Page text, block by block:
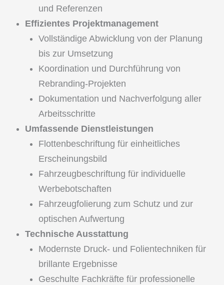
und Referenzen
Effizientes Projektmanagement
Vollständige Abwicklung von der Planung
bis zur Umsetzung
Koordination und Durchführung von
Rebranding-Projekten
Dokumentation und Nachverfolgung aller
Arbeitsschritte
Umfassende Dienstleistungen
Flottenbeschriftung für einheitliches
Erscheinungsbild
Fahrzeugbeschriftung für individuelle
Werbebotschaften
Fahrzeugfolierung zum Schutz und zur
optischen Aufwertung
Technische Ausstattung
Modernste Druck- und Folientechniken für
brillante Ergebnisse
Geschulte Fachkräfte für professionelle